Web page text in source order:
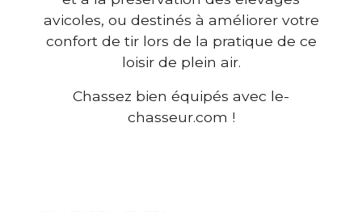
avicoles, ou destinés à améliorer votre
confort de tir lors de la pratique de ce
loisir de plein air.
Chassez bien équipés avec le-
chasseur.com !